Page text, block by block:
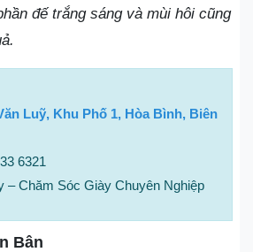
đế trắng sáng và mùi hôi cũng
Luỹ, Khu Phố 1, Hòa Bình, Biên
6321
– Chăm Sóc Giày Chuyên Nghiệp
Bân